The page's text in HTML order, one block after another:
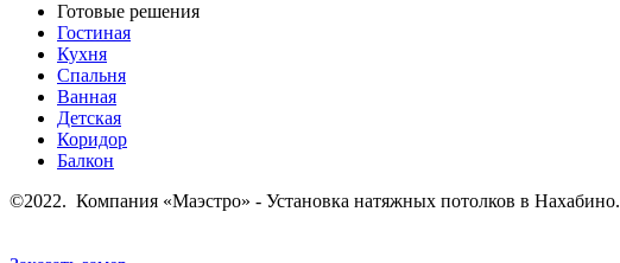
Готовые решения
Гостиная
Кухня
Спальня
Ванная
Детская
Коридор
Балкон
©2022. Компания «Маэстро» - Установка натяжных потолков в Нахабино.